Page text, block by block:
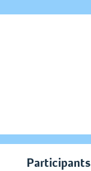
Participants